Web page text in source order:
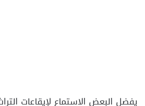
يفضل البعض الاستماع لإيقاعات